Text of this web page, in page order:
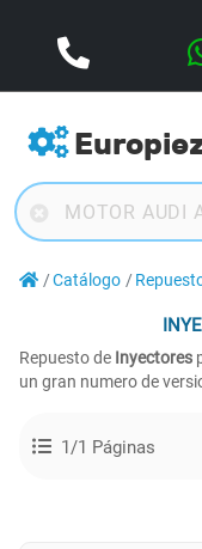
Catálogo
Repuesto de Inyectores
un gran numero de
1/1 Páginas